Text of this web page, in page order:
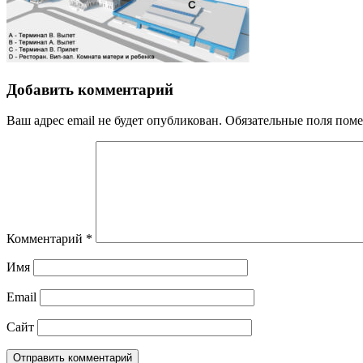
Добавить комментарий
Ваш адрес email не будет опубликован. Обязательные поля
Комментарий *
Имя
Email
Сайт